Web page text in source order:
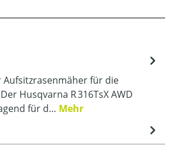
Aufsitzrasenmäher für die
Husqvarna R 316TsX AWD
für d… Mehr